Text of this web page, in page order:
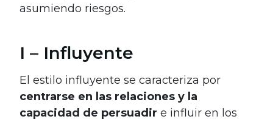
asumiendo riesgos.
I – Influyente
El estilo influyente se caracteriza por
centrarse en las relaciones y la
capacidad de persuadir e influir en los